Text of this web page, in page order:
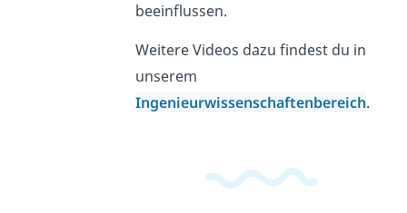
beeinflussen.
Weitere Videos dazu findest du in
unserem
Ingenieurwissenschaftenbereich.